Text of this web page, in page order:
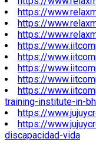
https://
https://
https://
https://
https://
https://
https://
https://
training-institute-in-
https://
https://
discapacidad-vida